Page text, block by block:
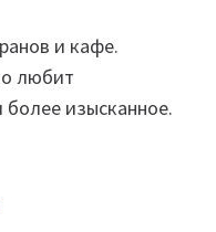
и кафе.
любит
изысканное.